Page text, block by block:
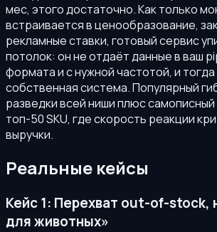
мес, этого достаточно. Как только
встраивается в ценообразование,
рекламные ставки, готовый сервис
потолок: он не отдаёт данные в ваш
формата и с нужной частотой, и
собственная система. Популярный
разведки всей ниши плюс
топ-50 SKU, где скорость реакции
выручки.
Реальные кейсы
Кейс 1: Перехват out-of-stock,
для животных»